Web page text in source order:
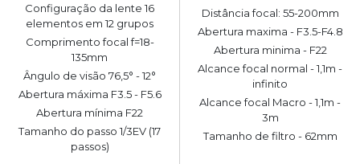
Configuração da lente 16
elementos em 12 grupos
Comprimento focal f=18-
135mm
Ângulo de visão 76,5° - 12°
Abertura máxima F3.5 - F5.6
Abertura mínima F22
Tamanho do passo 1/3EV (17
passos)
Distância focal: 55-200mm
Abertura maxima - F3.5-F4.8
Abertura minima - F22
Alcance focal normal - 1,1m -
infinito
Alcance focal Macro - 1,1m -
3m
Tamanho de filtro - 62mm